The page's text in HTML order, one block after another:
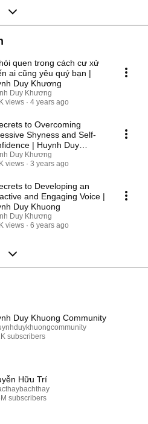
quen trong cách cư xử
ai cũng yêu quý bạn |
Duy Khương
Duy Khương
views
4 years ago
to Overcoming
Shyness and Self-
| Huynh Duy
Duy Khương
views
3 years ago
to Developing an
and Engaging Voice |
Duy Khuong
Duy Khương
views
6 years ago
Duy Khuong Community
subscribers
Hữu Trí
subscribers